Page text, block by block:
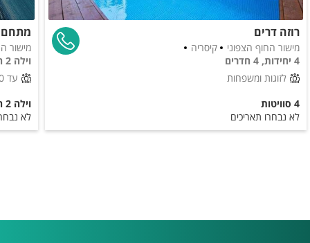
רוזה דרים
מישור החוף הצפוני
קיסריה
4 יחידות, 4 חדרים
לזוגות ומשפחות
4 סוויטות
לא נבחרו תאריכים
מתחם
מישור
וילה 2 חדרים
עד 40 אורחים
וילה 2 חדרים
לא